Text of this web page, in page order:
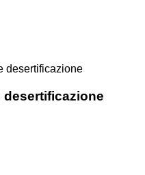
desertificazione
desertificazione